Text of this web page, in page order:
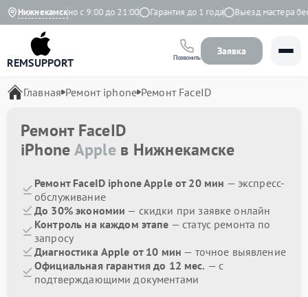
Нижнекамск
Ежедневно с 9:00 до 21:00 Гарантия до 1 года Выезд мастера
REMSUPPORT Позвонить
Заявка
Главная Ремонт iphone Ремонт FaceID
Ремонт FaceID
iPhoneAppleв Нижнекамске
Ремонт FaceID iphone Apple от 20 мин — экспресс-
обслуживание
До 30% экономии — скидки при заявке онлайн
Контроль на каждом этапе — статус ремонта по
запросу
Диагностика Apple от 10 мин — точное выявление
Официальная гарантия до 12 мес. — с
подтверждающими документами